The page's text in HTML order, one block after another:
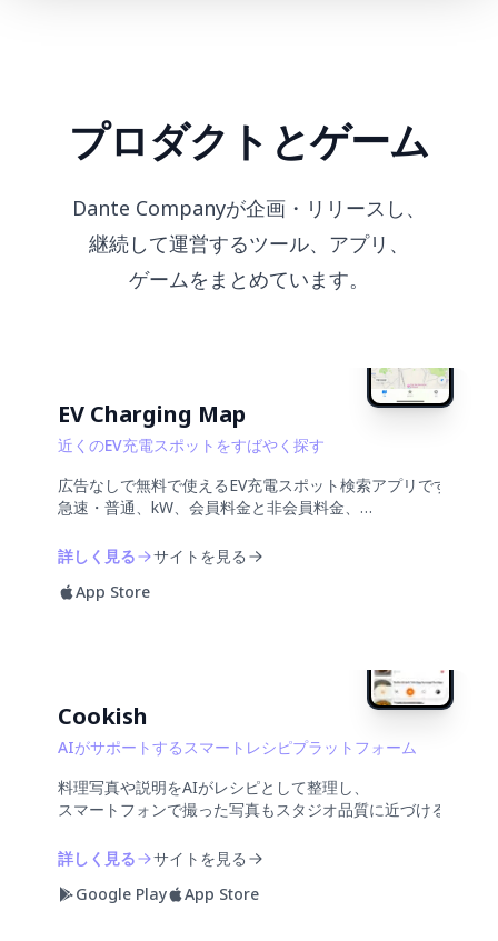
プロダクトとゲーム
Dante Companyが企画・リリースし、
継続して運営するツール、アプリ、
ゲームをまとめています。
EV Charging Map
近くのEV充電スポットをすばやく探す
広告なしで無料で使えるEV充電スポット検索アプリです。
急速・普通、kW、会員料金と非会員料金、
詳しく見る
サイトを見る
App Store
Cookish
AIがサポートするスマートレシピプラットフォーム
料理写真や説明をAIがレシピとして整理し、
スマートフォンで撮った写真もスタジオ品質に近づけるレシ
詳しく見る
サイトを見る
Google Play
App Store